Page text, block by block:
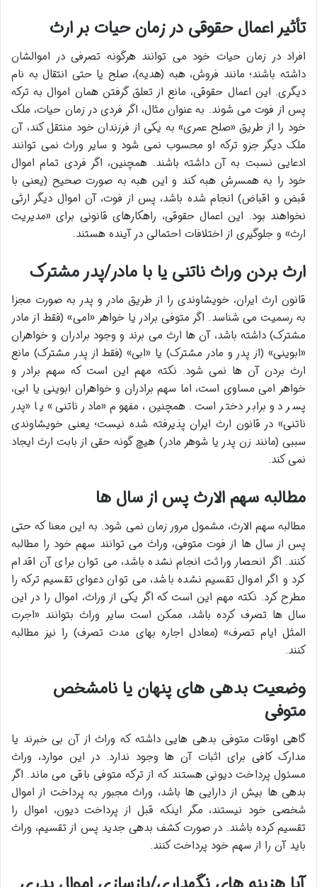
تأثیر اعمال حقوقی در زمان حیات بر ارث
افراد در زمان حیات خود می توانند هرگونه تصرفی در اموالشان
داشته باشند؛ مانند فروش، هبه (هدیه)، صلح یا حتی انتقال به نام
دیگری. این اعمال حقوقی، مانع از تعلق گرفتن همان اموال به ترکه
پس از فوت می شوند. به عنوان مثال، اگر فردی در زمان حیات، ملک
خود را از طریق «صلح عمری» به یکی از فرزندان خود منتقل کند، آن
ملک دیگر جزو ترکه او محسوب نمی شود و سایر وراث نمی توانند
ادعایی نسبت به آن داشته باشند. همچنین، اگر فردی تمام اموال
خود را به همسرش هبه کند و این هبه به صورت صحیح (یعنی با
قبض و اقباض) انجام شده باشد، پس از فوت، آن اموال دیگر ارثی
نخواهند بود. این اعمال حقوقی، راهکارهای قانونی برای «مدیریت
ارث» و جلوگیری از اختلافات احتمالی در آینده هستند.
ارث بردن وراث ناتنی یا با مادر/پدر مشترک
قانون ارث ایران، خویشاوندی را از طریق مادر و پدر به صورت مجزا
به رسمیت می شناسد. اگر متوفی برادر یا خواهر «امی» (فقط از مادر
مشترک) داشته باشد، آن ها ارث می برند و وجود برادران و خواهران
«ابوینی» (از پدر و مادر مشترک) یا «ابی» (فقط از پدر مشترک) مانع
ارث بردن آن ها نمی شود. نکته مهم این است که سهم برادر و
خواهر امی مساوی است، اما سهم برادران و خواهران ابوینی یا ابی،
پسر دو برابر دختر است. همچنین، مفهوم «مادر ناتنی» یا «پدر
ناتنی» در قانون ارث ایران پذیرفته شده نیست؛ یعنی خویشاوندی
سببی (مانند زن پدر یا شوهر مادر) هیچ گونه حقی از بابت ارث ایجاد
نمی کند.
مطالبه سهم الارث پس از سال ها
مطالبه سهم الارث، مشمول مرور زمان نمی شود. به این معنا که حتی
پس از سال ها از فوت متوفی، وراث می توانند سهم خود را مطالبه
کنند. اگر انحصار وراثت انجام نشده باشد، می توان برای آن اقدام
کرد و اگر اموال تقسیم نشده باشد، می توان دعوای تقسیم ترکه را
مطرح کرد. نکته مهم این است که اگر یکی از وراث، اموال را در این
سال ها تصرف کرده باشد، ممکن است سایر وراث بتوانند «اجرت
المثل ایام تصرف» (معادل اجاره بهای مدت تصرف) را نیز مطالبه
کنند.
وضعیت بدهی های پنهان یا نامشخص
متوفی
گاهی اوقات متوفی بدهی هایی داشته که وراث از آن بی خبرند یا
مدارک کافی برای اثبات آن ها وجود ندارد. در این موارد، وراث
مسئول پرداخت دیونی هستند که از ترکه متوفی باقی می ماند. اگر
بدهی ها بیش از دارایی ها باشد، وراث مجبور به پرداخت از اموال
شخصی خود نیستند، مگر اینکه قبل از پرداخت دیون، اموال را
تقسیم کرده باشند. در صورت کشف بدهی جدید پس از تقسیم، وراث
باید آن را از سهم خود پرداخت کنند.